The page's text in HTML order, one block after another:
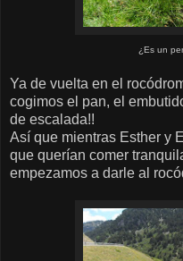
¿Es un
Ya de vuelta en el
cogimos el pan, el
de escalada!!
Así que mientras Esther y
que querían comer
empezamos a darle al